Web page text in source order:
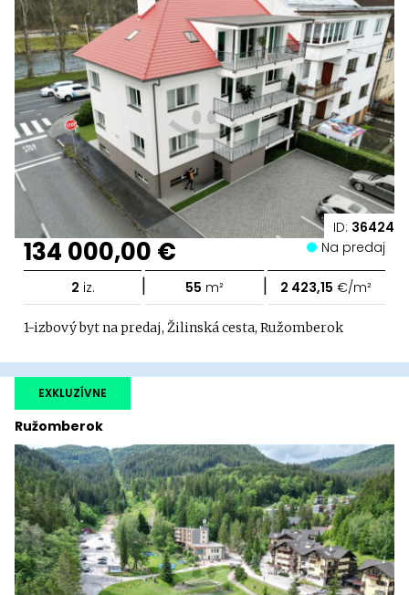
ID: 36424
134 000,00 € Na predaj
2 iz. | 55 m² | 2 423,15 €/m²
1-izbový byt na predaj, Žilinská cesta, Ružomberok
Ružomberok
EXKLUZÍVNE